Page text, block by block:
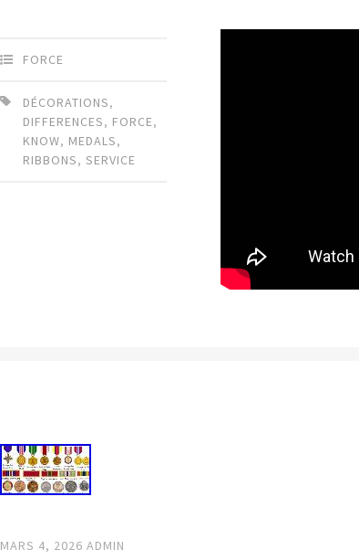
FORCE
DÉCORATIONS,
DIFFERENCES, FORCE,
KNOW, MEDALS,
RIBBONS,SERVICE
MARS 4, 2026 ADMIN